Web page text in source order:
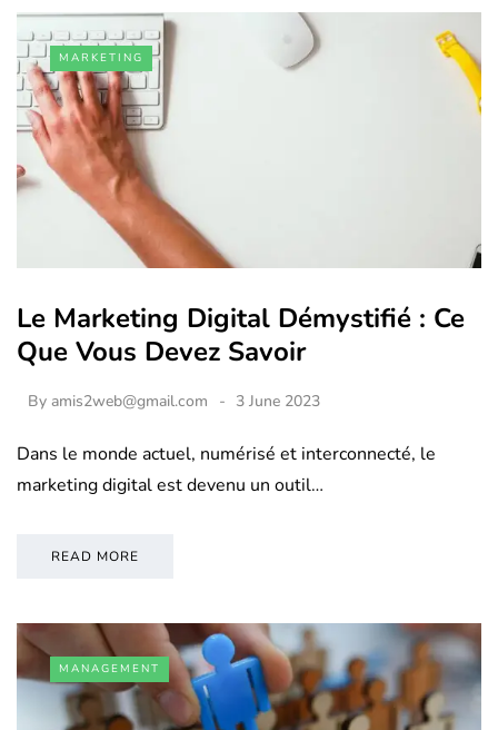
MARKETING
Le Marketing Digital Démystifié : Ce
Que Vous Devez Savoir
By amis2web@gmail.com 3 June 2023
Dans le monde actuel, numérisé et interconnecté, le
marketing digital est devenu un outil…
READ MORE
MANAGEMENT